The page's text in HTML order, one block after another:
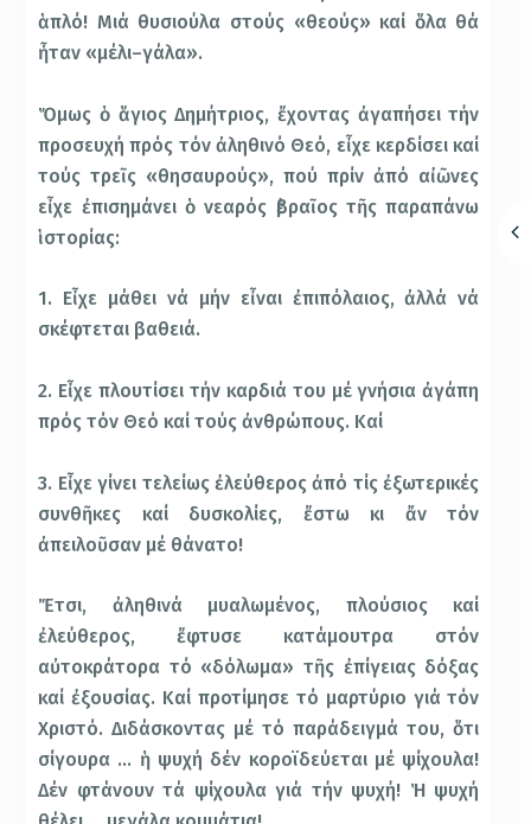
ἁπλό! Μιά θυσιούλα στούς «θεούς» καί ὅλα θά
ἦταν «μέλι–γάλα».
Ὅμως ὁ ἅγιος Δημήτριος, ἔχοντας ἀγαπήσει τήν
προσευχή πρός τόν ἀληθινό Θεό, εἶχε κερδίσει καί
τούς τρεῖς «θησαυρούς», πού πρίν ἀπό αἰῶνες
εἶχε ἐπισημάνει ὁ νεαρός ἑβραῖος τῆς παραπάνω
ἱστορίας:
1. Εἶχε μάθει νά μήν εἶναι ἐπιπόλαιος, ἀλλά νά
σκέφτεται βαθειά.
2. Εἶχε πλουτίσει τήν καρδιά του μέ γνήσια ἀγάπη
πρός τόν Θεό καί τούς ἀνθρώπους. Καί
3. Εἶχε γίνει τελείως ἐλεύθερος ἀπό τίς ἐξωτερικές
συνθῆκες καί δυσκολίες, ἔστω κι ἄν τόν
ἀπειλοῦσαν μέ θάνατο!
Ἔτσι, ἀληθινά μυαλωμένος, πλούσιος καί
ἐλεύθερος, ἔφτυσε κατάμουτρα στόν
αὐτοκράτορα τό «δόλωμα» τῆς ἐπίγειας δόξας
καί ἐξουσίας. Καί προτίμησε τό μαρτύριο γιά τόν
Χριστό. Διδάσκοντας μέ τό παράδειγμά του, ὅτι
σίγουρα … ἡ ψυχή δέν κοροϊδεύεται μέ ψίχουλα!
Δέν φτάνουν τά ψίχουλα γιά τήν ψυχή! Ἡ ψυχή